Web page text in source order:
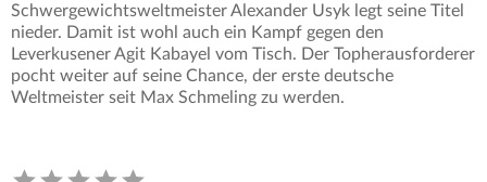
Schwergewichtsweltmeister Alexander Usyk legt seine Titel
nieder. Damit ist wohl auch ein Kampf gegen den
Leverkusener Agit Kabayel vom Tisch. Der Topherausforderer
pocht weiter auf seine Chance, der erste deutsche
Weltmeister seit Max Schmeling zu werden.